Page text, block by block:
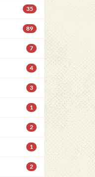
35
89
7
4
3
1
2
1
2